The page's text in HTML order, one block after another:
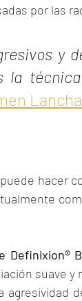
por las
y
la
hacer
Definixion®
suave
agresividad